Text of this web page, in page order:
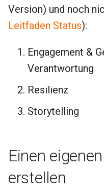
Version) und noch
Leitfaden Status):
Engagement &
Verantwortung
Resilienz
Storytelling
Einen
erstellen